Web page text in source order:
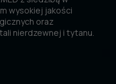
wysokiej jakości
oraz
nierdzewnej i tytanu.